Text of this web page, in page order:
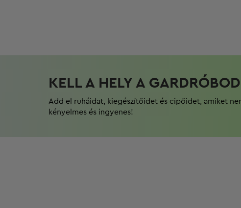
KELL A HELY A
Add el ruháidat, kiegészítőidet és cipőidet, amiket
kényelmes és ingyenes!